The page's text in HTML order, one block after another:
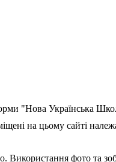
"Нова Українська
на цьому сайті
Використання фото та